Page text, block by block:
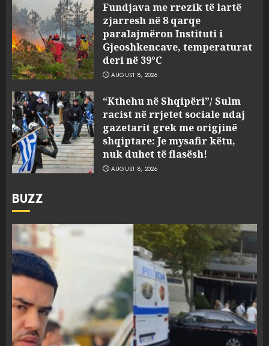
Fundjava me rrezik të lartë
zjarresh në 8 qarqe
paralajmëron Instituti i
Gjeoshkencave, temperaturat
deri në 39°C
AUGUST 8, 2026
“Kthehu në Shqipëri”/ Sulm
racist në rrjetet sociale ndaj
gazetarit grek me origjinë
shqiptare: Je mysafir këtu,
nuk duhet të flasësh!
AUGUST 8, 2026
BUZZ